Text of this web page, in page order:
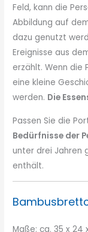
Feld, kann die
Abbildung auf
dazu genutzt
Ereignisse aus
erzählt. Wenn die
eine kleine
werden. Die
Passen Sie die
Bedürfnisse der
unter drei Jahren
enthält.
Maße: ca. 35 x 24